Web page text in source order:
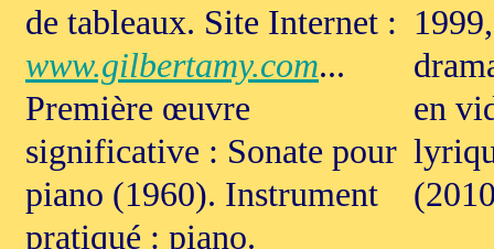
de tableaux. Site Internet :
www.gilbertamy.com...
Première œuvre
significative : Sonate pour
piano (1960). Instrument
pratiqué : piano.
en